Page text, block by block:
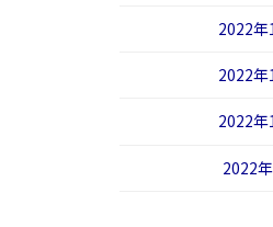
2022年
2022年
2022年
2022